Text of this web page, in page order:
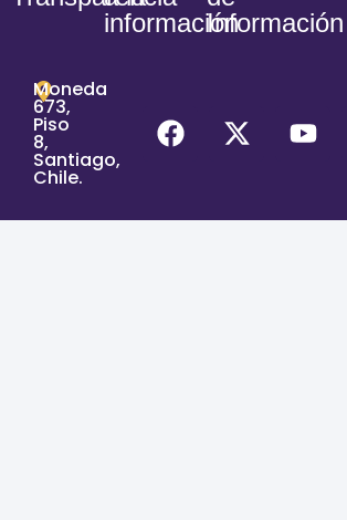
informaciónInformación
Moneda
673,
Piso
8,
Santiago,
Chile.